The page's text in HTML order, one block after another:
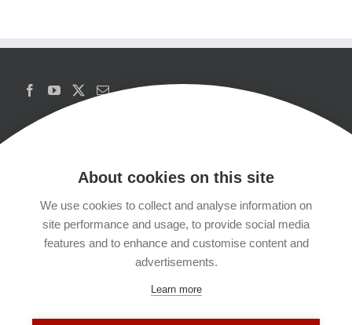
Copyrights
Datenschutzerklärung
Kontakt
About cookies on this site
We use cookies to collect and analyse information on
site performance and usage, to provide social media
features and to enhance and customise content and
advertisements.
Learn more